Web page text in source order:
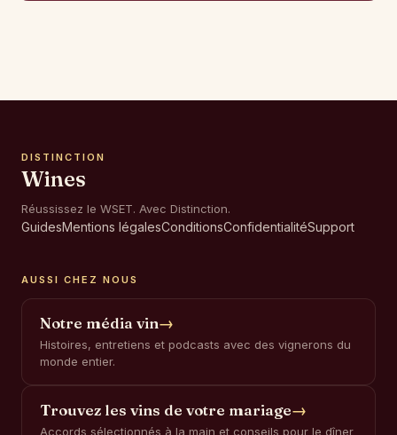
DISTINCTION
Wines
Réussissez le WSET. Avec Distinction.
GuidesMentions légalesConditionsConfidentialitéSupport
AUSSI CHEZ NOUS
Notre média vin→
Histoires, entretiens et podcasts avec des vignerons du
monde entier.
Trouvez les vins de votre mariage→
Accords sélectionnés à la main et conseils pour le dîner